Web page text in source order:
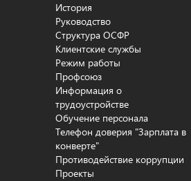
История
Руководство
Структура ОСФР
Клиентские службы
Режим работы
Профсоюз
Информация о
трудоустройстве
Обучение персонала
Телефон доверия "Зарплата в
конверте"
Противодействие коррупции
Проекты